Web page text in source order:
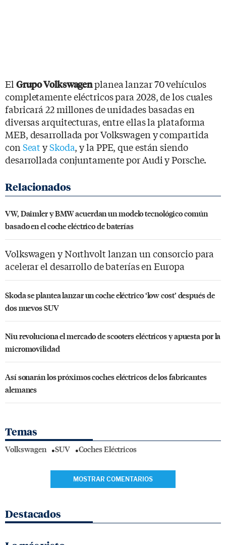
El Grupo Volkswagenplanea lanzar 70 vehículos
completamente eléctricos para 2028, de los cuales
fabricará 22 millones de unidades basadas en
diversas arquitecturas, entre ellas la plataforma
MEB, desarrollada por Volkswagen y compartida
conSeatySkoda, y la PPE, que están siendo
desarrollada conjuntamente por Audi y Porsche.
VW, Daimler y BMW acuerdan un modelo tecnológico común
basado en el coche eléctrico de baterías
Volkswagen y Northvolt lanzan un consorcio para
acelerar el desarrollo de baterías en Europa
Skoda se plantea lanzar un coche eléctrico ‘low cost’ después de
dos nuevos SUV
Niu revoluciona el mercado de scooters eléctricos y apuesta por la
micromovilidad
Así sonarán los próximos coches eléctricos de los fabricantes
alemanes
Temas
Volkswagen SUV Coches Eléctricos
MOSTRAR COMENTARIOS
Destacados